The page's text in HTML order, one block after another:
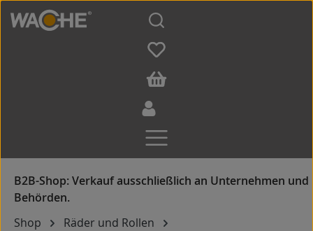
Zum Hauptinhalt springen
Shop
Räder und Rollen